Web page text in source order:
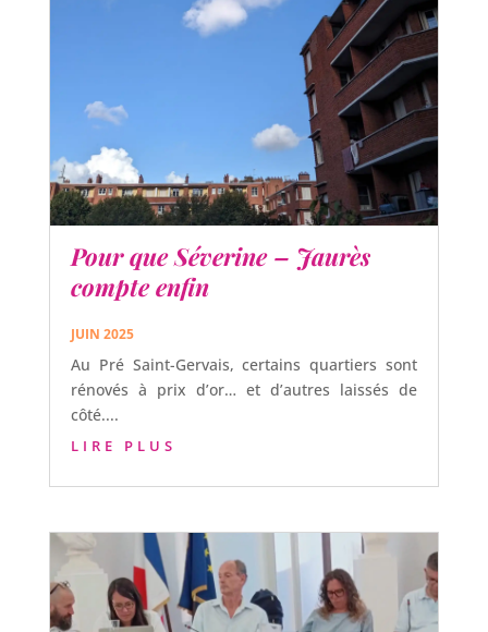
Pour que Séverine – Jaurès
compte enfin
JUIN 2025
Au Pré Saint-Gervais, certains quartiers sont
rénovés à prix d’or… et d’autres laissés de
côté....
LIRE PLUS